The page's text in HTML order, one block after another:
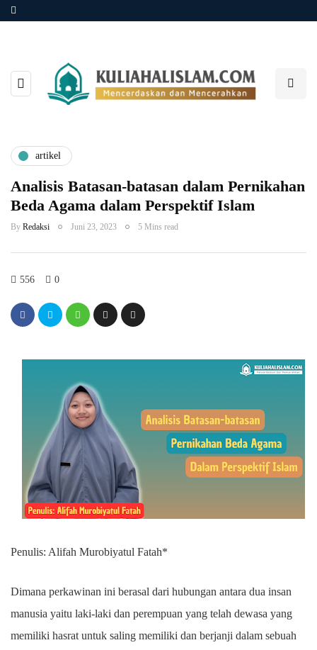
artikel
Analisis Batasan-batasan dalam Pernikahan
Beda Agama dalam Perspektif Islam
By Redaksi Juni 23, 2023 5 Mins read
556 0
Penulis: Alifah Murobiyatul Fatah*
Dimana perkawinan ini berasal dari hubungan antara dua insan
manusia yaitu laki-laki dan perempuan yang telah dewasa yang
memiliki hasrat untuk saling memiliki dan berjanji dalam sebuah